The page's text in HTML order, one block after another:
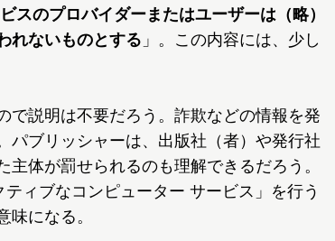
スのプロバイダーまたはユーザーは（略）
れないものとする 」。この内容には、少し
説明は不要だろう。詐欺などの情報を発
パブリッシャーは、出版社（者）や発行社
主体が罰せられるのも理解できるだろう。
ィブなコンピューター サービス」を行う
になる。